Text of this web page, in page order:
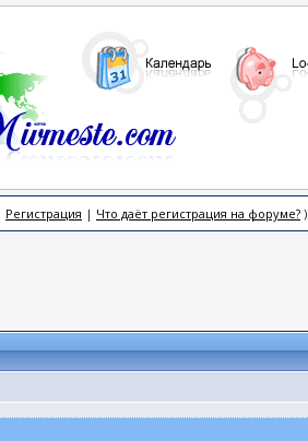
Регистрация | Что даёт регистрация на форуме?)